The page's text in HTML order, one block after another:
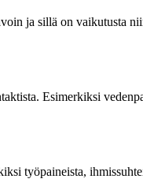
ja sillä on vaikutusta
Esimerkiksi
työpaineista,